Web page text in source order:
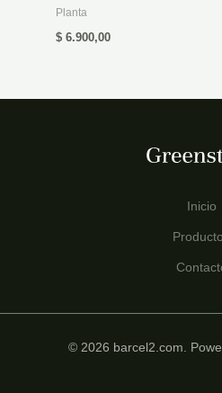
Planta
$ 6.900,00
Inicio
© 2026 barcel2.com.